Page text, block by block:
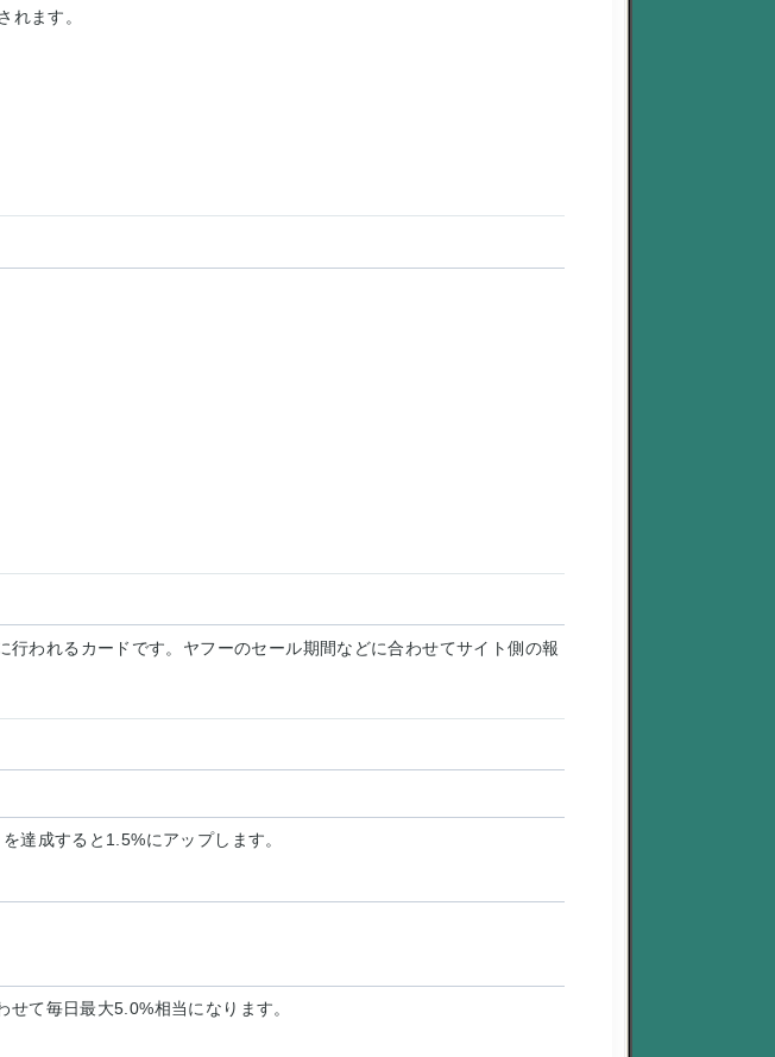
ます。
行われるカードです。ヤフーのセール期間などに合わせてサイト側の報
達成すると1.5%にアップします。
て毎日最大5.0%相当になります。